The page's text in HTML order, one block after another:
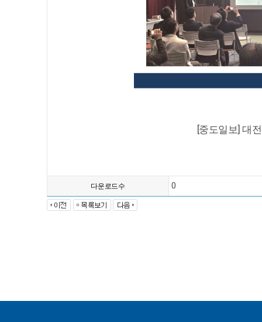
[중도일보] 대
다운로드수 0